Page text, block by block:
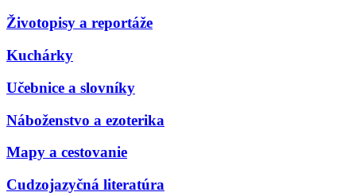
Životopisy a reportáže
Kuchárky
Učebnice a slovníky
Náboženstvo a ezoterika
Mapy a cestovanie
Cudzojazyčná literatúra